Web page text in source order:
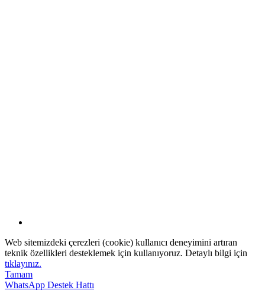
Web sitemizdeki çerezleri (cookie) kullanıcı deneyimini artıran
teknik özellikleri desteklemek için kullanıyoruz. Detaylı bilgi için
tıklayınız.
Tamam
WhatsApp Destek Hattı